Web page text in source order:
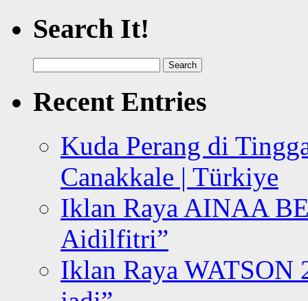
Search It!
for:
Recent Entries
Kuda Perang di
Canakkale | Türkiye
Iklan Raya AINAA
Aidilfitri”
Iklan Raya WATSON